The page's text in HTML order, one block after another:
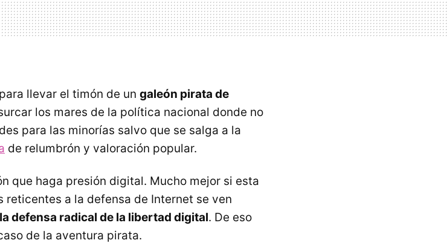
llevar el timón de un galeón pirata de
los mares de la política nacional donde no
para las minorías salvo que se salga a la
de relumbrón y valoración popular.
que haga presión digital. Mucho mejor si esta
a la defensa de Internet se ven
defensa radical de la libertad digital. De eso
de la aventura pirata.